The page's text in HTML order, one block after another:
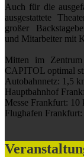
Auch für die
ausgestattete
großer
und Mitarbeiter mit
Mitten im
CAPITOL optimal
Autobahnnetz: 1,5
Hauptbahnhof
Messe Frankfurt: 10
Flughafen